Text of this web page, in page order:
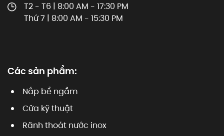
T2 - T6 | 8:00 AM - 17:30 PM
Thứ 7 | 8:00 AM - 15:30 PM
Các sản phẩm:
Nắp bể ngầm
Cửa kỹ thuật
Rãnh thoát nước inox